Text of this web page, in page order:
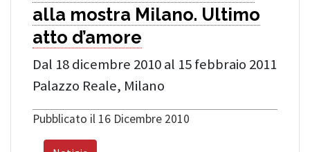
alla mostra Milano. Ultimo
atto d’amore
Dal 18 dicembre 2010 al 15 febbraio 2011
Palazzo Reale, Milano
Pubblicato il 16 Dicembre 2010